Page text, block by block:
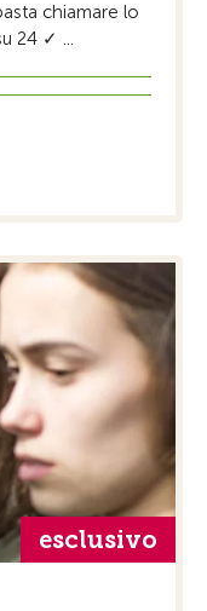
chiamare lo
24 ✓ ...
esclusivo